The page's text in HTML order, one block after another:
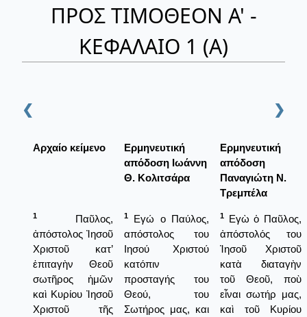
ΠΡΟΣ ΤΙΜΟΘΕΟΝ Α' -
ΚΕΦΑΛΑΙΟ 1 (Α)
❮ ❯
Αρχαίο κείμενο
Ερμηνευτική
απόδοση Ιωάννη
Θ. Κολιτσάρα
Ερμηνευτική
απόδοση
Παναγιώτη Ν.
Τρεμπέλα
1
Παῦλος,
ἀπόστολος Ἰησοῦ
Χριστοῦ κατ’
ἐπιταγὴν Θεοῦ
σωτῆρος ἡμῶν
καὶ Κυρίου Ἰησοῦ
Χριστοῦ τῆς
1
Εγώ ο Παύλος,
απόστολος του
Ιησού Χριστού
κατόπιν
προσταγής του
Θεού, του
Σωτήρος μας, και
1
Εγὼ ὁ Παῦλος,
ἀπόστολός του
Ἰησοῦ Χριστοῦ
κατὰ διαταγὴν
τοῦ Θεοῦ, ποὺ
εἶναι σωτήρ μας,
καὶ τοῦ Κυρίου